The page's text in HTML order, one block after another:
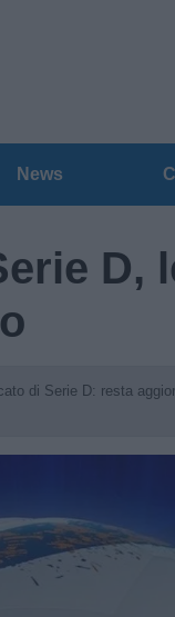
News
D,
di Serie D: resta